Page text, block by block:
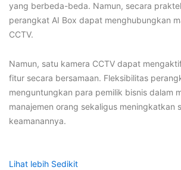
yang berbeda-beda. Namun, secara
perangkat AI Box dapat menghubungkan
CCTV.
Namun, satu kamera CCTV dapat
fitur secara bersamaan. Fleksibilitas
menguntungkan para pemilik bisnis dalam
manajemen orang sekaligus meningkatkan
keamanannya.
Lihat lebih Sedikit